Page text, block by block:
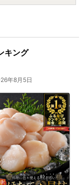
キング
年8月5日